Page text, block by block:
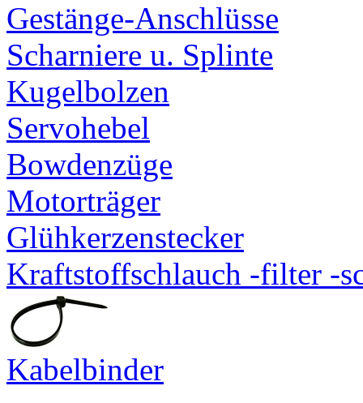
Gestänge-Anschlüsse
Scharniere u. Splinte
Kugelbolzen
Servohebel
Bowdenzüge
Motorträger
Glühkerzenstecker
Kraftstoffschlauch -filter -
Kabelbinder